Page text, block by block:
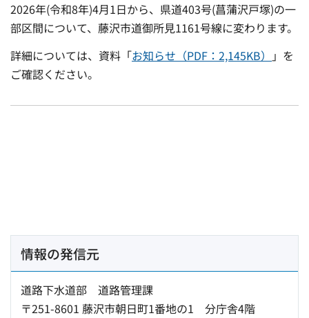
2026年(令和8年)4月1日から、県道403号(菖蒲沢戸塚)の一
部区間について、藤沢市道御所見1161号線に変わります。
詳細については、資料「お知らせ（PDF：2,145KB）
」を
ご確認ください。
情報の発信元
道路下水道部 道路管理課
〒251-8601 藤沢市朝日町1番地の1 分庁舎4階